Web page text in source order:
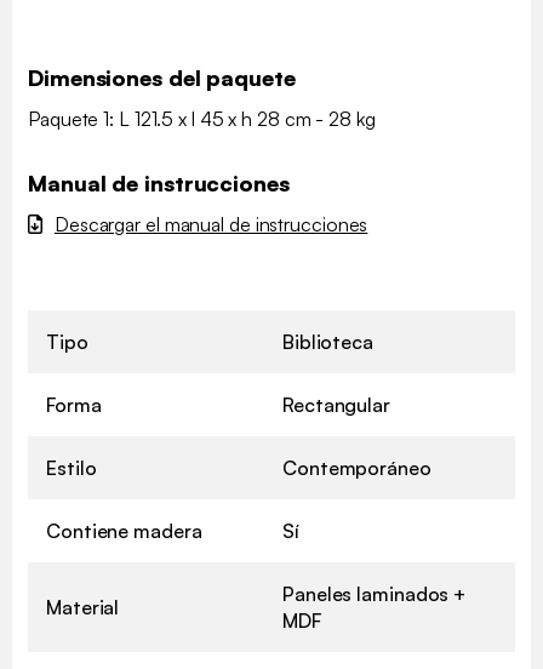
Dimensiones del paquete
Paquete 1: L 121.5 x l 45 x h 28 cm - 28 kg
Manual de instrucciones
Descargar el manual de instrucciones
Tipo Biblioteca
Forma Rectangular
Estilo Contemporáneo
Contiene madera Sí
Material
Paneles laminados +
MDF